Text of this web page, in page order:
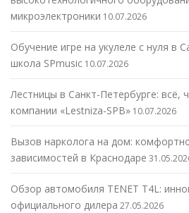
микроэлектроники 10.07.2026
Обучение игре на укулеле с нуля в
школа SPmusic 10.07.2026
Лестницы в Санкт-Петербурге: всё,
компании «Lestniza-SPB» 10.07.2026
Вызов нарколога на дом:
зависимостей в Краснодаре
Обзор автомобиля TENET T4L:
официального дилера 27.05.2026